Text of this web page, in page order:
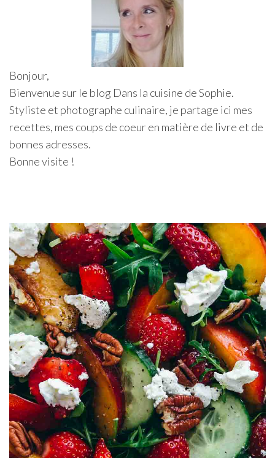
Bonjour,
Bienvenue sur le blog Dans la cuisine de Sophie.
Styliste et photographe culinaire, je partage ici mes
recettes, mes coups de coeur en matière de livre et de
bonnes adresses.
Bonne visite !